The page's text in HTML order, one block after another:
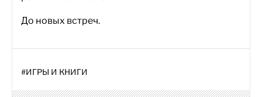
До новых встреч.
#ИГРЫ И КНИГИ